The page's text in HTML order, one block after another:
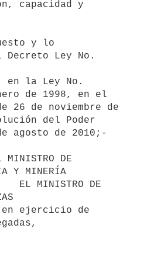
capacidad y
y lo
Ley No.
en la Ley No.
de 1998, en el
26 de noviembre de
del Poder
agosto de 2010;-
Y MINERÍA